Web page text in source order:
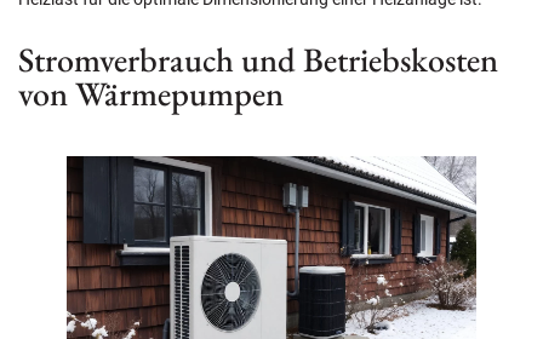
Stromverbrauch und Betriebskosten
von Wärmepumpen